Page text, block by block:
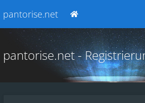
pantorise.net
pantorise.net -